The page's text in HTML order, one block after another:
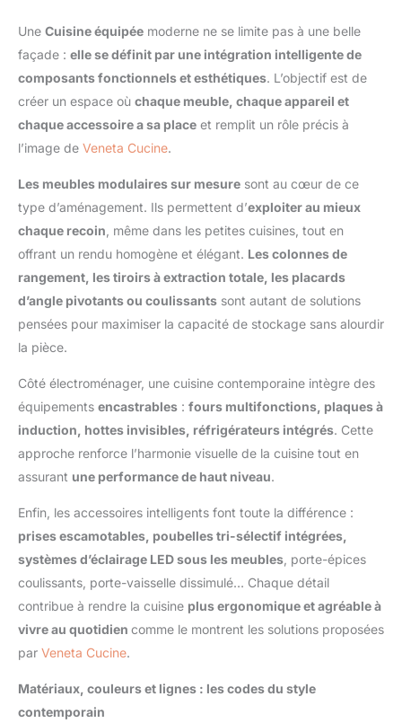
Une Cuisine équipée moderne ne se limite pas à une belle
façade : elle se définit par une intégration intelligente de
composants fonctionnels et esthétiques. L’objectif est de
créer un espace où chaque meuble, chaque appareil et
chaque accessoire a sa place et remplit un rôle précis à
l’image de Veneta Cucine.
Les meubles modulaires sur mesure sont au cœur de ce
type d’aménagement. Ils permettent d’exploiter au mieux
chaque recoin , même dans les petites cuisines, tout en
offrant un rendu homogène et élégant. Les colonnes de
rangement, les tiroirs à extraction totale, les placards
d’angle pivotants ou coulissants sont autant de solutions
pensées pour maximiser la capacité de stockage sans alourdir
la pièce.
Côté électroménager, une cuisine contemporaine intègre des
équipements encastrables : fours multifonctions, plaques à
induction, hottes invisibles, réfrigérateurs intégrés. Cette
approche renforce l’harmonie visuelle de la cuisine tout en
assurant une performance de haut niveau.
Enfin, les accessoires intelligents font toute la différence :
prises escamotables, poubelles tri-sélectif intégrées,
systèmes d’éclairage LED sous les meubles , porte-épices
coulissants, porte-vaisselle dissimulé… Chaque détail
contribue à rendre la cuisine plus ergonomique et agréable à
vivre au quotidien comme le montrent les solutions proposées
par Veneta Cucine.
Matériaux, couleurs et lignes : les codes du style
contemporain